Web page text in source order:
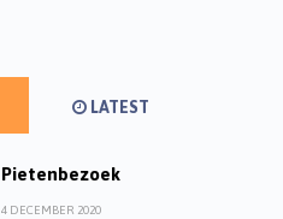
LATEST
Pietenbezoek
4 DECEMBER 2020